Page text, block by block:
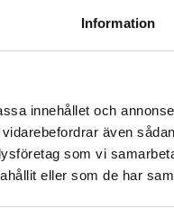
Information
innehållet och
även
som vi
eller som de har
4,7W 345lm